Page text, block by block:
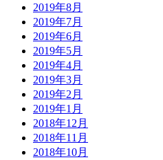
2019年8月
2019年7月
2019年6月
2019年5月
2019年4月
2019年3月
2019年2月
2019年1月
2018年12月
2018年11月
2018年10月